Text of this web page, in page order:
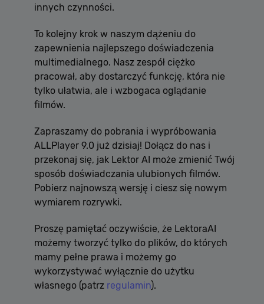
innych czynności.
To kolejny krok w naszym dążeniu do
zapewnienia najlepszego doświadczenia
multimedialnego. Nasz zespół ciężko
pracował, aby dostarczyć funkcję, która nie
tylko ułatwia, ale i wzbogaca oglądanie
filmów.
Zapraszamy do pobrania i wypróbowania
ALLPlayer 9.0 już dzisiaj! Dołącz do nas i
przekonaj się, jak Lektor AI może zmienić Twój
sposób doświadczania ulubionych filmów.
Pobierz najnowszą wersję i ciesz się nowym
wymiarem rozrywki.
Proszę pamiętać oczywiście, że LektoraAI
możemy tworzyć tylko do plików, do których
mamy pełne prawa i możemy go
wykorzystywać wyłącznie do użytku
własnego (patrz regulamin).